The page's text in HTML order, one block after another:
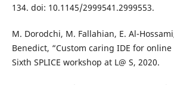
134. doi: 10.1145/2999541.2999553.
M. Dorodchi, M. Fallahian, E. Al-
Benedict, “Custom caring IDE for online
Sixth SPLICE workshop at L@ S, 2020.